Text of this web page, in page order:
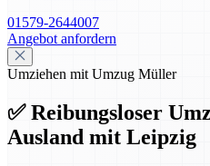
01579-2644007
Angebot anfordern
Umziehen mit Umzug Müller
✅ Reibungsloser
Ausland mit Leipzig